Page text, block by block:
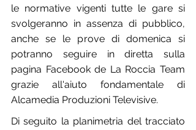
le normative vigenti tutte le gare si
svolgeranno in assenza di pubblico,
anche se le prove di domenica si
potranno seguire in diretta sulla
pagina Facebook de La Roccia Team
grazie all'aiuto fondamentale di
Alcamedia Produzioni Televisive.
Di seguito la planimetria del tracciato